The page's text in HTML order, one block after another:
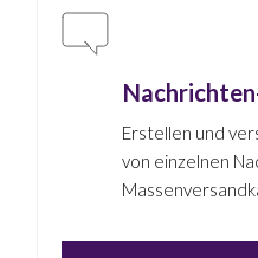
Erstellen und
von einzelnen